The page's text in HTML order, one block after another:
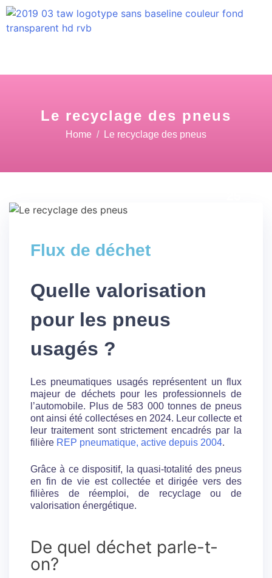
Le recyclage des pneus
Home Le recyclage des pneus
Flux de déchet
Quelle valorisation
pour les pneus
usagés ?
Les pneumatiques usagés représentent un flux
majeur de déchets pour les professionnels de
l’automobile. Plus de 583 000 tonnes de pneus
ont ainsi été collectéses en 2024. Leur collecte et
leur traitement sont strictement encadrés par la
filière REP pneumatique, active depuis 2004.
Grâce à ce dispositif, la quasi-totalité des pneus
en fin de vie est collectée et dirigée vers des
filières de réemploi, de recyclage ou de
valorisation énergétique.
De quel déchet parle-t-
on?